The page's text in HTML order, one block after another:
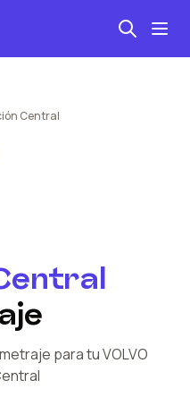
Central
para tu VOLVO